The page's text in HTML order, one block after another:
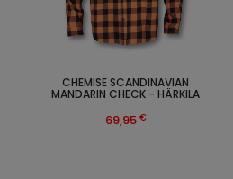
CHEMISE SCANDINAVIAN
MANDARIN CHECK - HÄRKILA
69,95 €